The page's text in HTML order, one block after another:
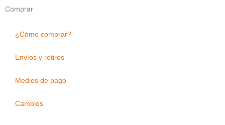
Comprar
¿Cómo comprar?
Envíos y retiros
Medios de pago
Cambios